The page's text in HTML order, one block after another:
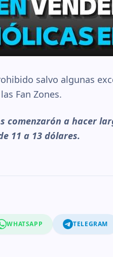
salvo algunas
Fan Zones.
comenzarón a hacer
11 a 13 dólares.
WHATSAPP TELEGRAM